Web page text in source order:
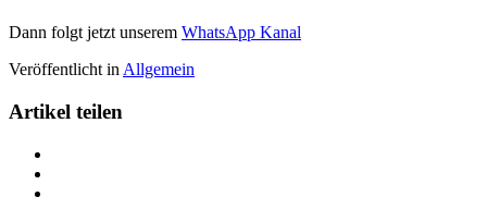
Dann folgt jetzt unserem WhatsApp Kanal
Veröffentlicht inAllgemein
Artikel teilen